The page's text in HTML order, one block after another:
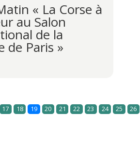
« La Corse à
au Salon
de la
de Paris »
17 18 19 20 21 22 23 24 25 26